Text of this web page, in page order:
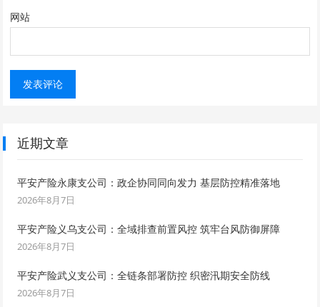
网站
近期文章
平安产险永康支公司：政企协同同向发力 基层防控精准落地
2026年8月7日
平安产险义乌支公司：全域排查前置风控 筑牢台风防御屏障
2026年8月7日
平安产险武义支公司：全链条部署防控 织密汛期安全防线
2026年8月7日